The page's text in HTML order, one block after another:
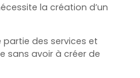
la création d’un
partie des services et
sans avoir à créer de